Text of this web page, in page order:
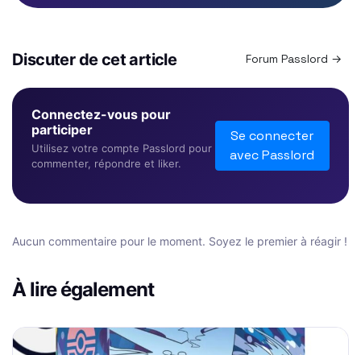
Discuter de cet article Forum Passlord →
Connectez-vous pour
participer
Utilisez votre compte Passlord pour
commenter, répondre et liker.
Se connecter
avec Passlord
Aucun commentaire pour le moment. Soyez le premier à réagir !
À lire également